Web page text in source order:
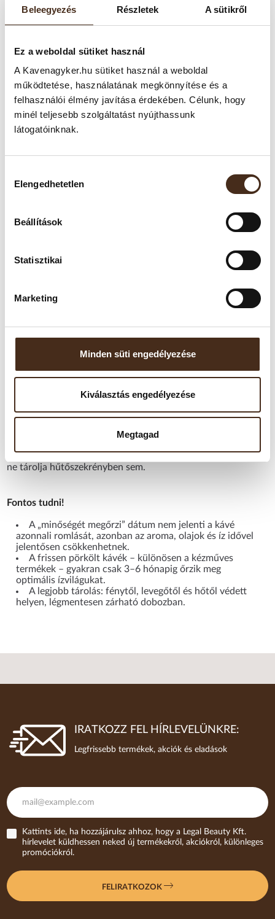
Beleegyezés Részletek A sütikről
Ez a weboldal sütiket használ
A Kavenagyker.hu sütiket használ a weboldal
működtetése, használatának megkönnyítése és a
felhasználói élmény javítása érdekében. Célunk, hogy
minél teljesebb szolgáltatást nyújthassunk
látogatóinknak.
kiválasztása
Elengedhetetlen
Beállítások
Statisztikai
Marketing
Minden süti engedélyezése
Kiválasztás engedélyezése
Megtagad
TERMÉKLEÍRÁS
Engedje, hogy minden korty lágy krémmel és harmonikus
karakterrel ragadja magával! A Lavazza Super Crema kávé a
letisztult eleganciát hozza el a csészébe, gazdag aromáival és
kiegyensúlyozott, mégis karakteres eszpresszóra vágynak.
Tulajdonságai:
Összetétel:
gyümölcs aromák mellett mandulás jegyek
Méz, mandula, szárított gyümölcs,
8/10 – Telt, kiegyensúlyozott,
aromagazdag élmény
Származási ország/régió:Olaszország (különböző
eredetű kávészemekből összeállított keverék)
Tárolási javaslat:
A kávét hűvös, száraz, fénytől védett helyen, légmentesen
zárható tárolóban ajánlott tartani.
a szemes kávé gyorsan veszít aromájából. A fagyasztás nem
ajánlott, mivel a nedvesség károsíthatja az aromákat. Kérjük,
ne tárolja hűtőszekrényben sem.
Fontos tudni!
A „minőségét megőrzi” dátum nem jelenti a kávé
azonnali romlását, azonban az aroma, olajok és íz idővel
jelentősen csökkenhetnek.
A frissen pörkölt kávék – különösen a kézműves
termékek – gyakran csak 3–6 hónapig őrzik meg
optimális ízvilágukat.
A legjobb tárolás: fénytől, levegőtől és hőtől védett
helyen, légmentesen zárható dobozban.
IRATKOZZ FEL HÍRLEVELÜNKRE:
Legfrissebb termékek, akciók és eladások
Kattints ide, ha hozzájárulsz ahhoz, hogy a Legal Beauty Kft.
hírlevelet küldhessen neked új termékekről, akciókról, különleges
promóciókról.
FELIRATKOZOK